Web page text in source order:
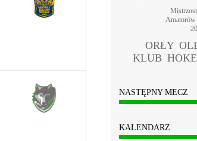
ORŁY
KLUB
NASTĘPNY MECZ
KALENDARZ